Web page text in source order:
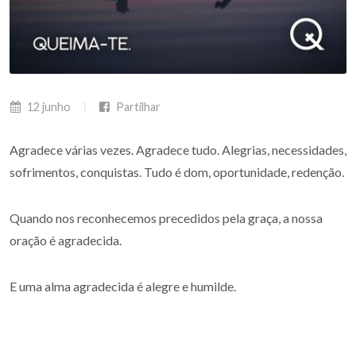
12 junho Partilhar
Agradece várias vezes. Agradece tudo. Alegrias, necessidades,
sofrimentos, conquistas. Tudo é dom, oportunidade, redenção.
Quando nos reconhecemos precedidos pela graça, a nossa
oração é agradecida.
E uma alma agradecida é alegre e humilde.